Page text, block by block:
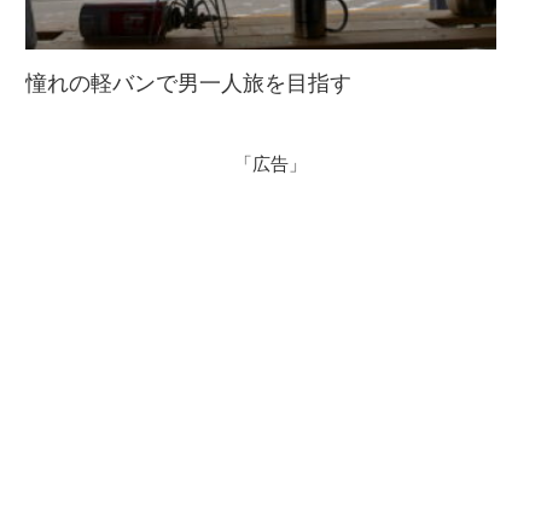
憧れの軽バンで男一人旅を目指す
「広告」